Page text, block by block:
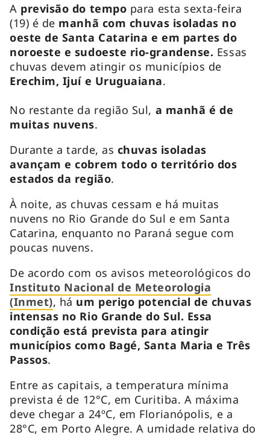
A previsão do tempo para esta sexta-feira
(19) é de manhã com chuvas isoladas no
oeste de Santa Catarina e em partes do
noroeste e sudoeste rio-grandense. Essas
chuvas devem atingir os municípios de
Erechim, Ijuí e Uruguaiana.
No restante da região Sul, a manhã é de
muitas nuvens.
Durante a tarde, as chuvas isoladas
avançam e cobrem todo o território dos
estados da região.
À noite, as chuvas cessam e há muitas
nuvens no Rio Grande do Sul e em Santa
Catarina, enquanto no Paraná segue com
poucas nuvens.
De acordo com os avisos meteorológicos do
Instituto Nacional de Meteorologia
(Inmet), há um perigo potencial de chuvas
intensas no Rio Grande do Sul. Essa
condição está prevista para atingir
municípios como Bagé, Santa Maria e Três
Passos.
Entre as capitais, a temperatura mínima
prevista é de 12°C, em Curitiba. A máxima
deve chegar a 24ºC, em Florianópolis, e a
28°C, em Porto Alegre. A umidade relativa do